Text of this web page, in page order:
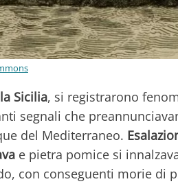
Sicilia, si registrarono
segnali che
del Mediterraneo.
e pietra pomice si
con conseguenti morie di